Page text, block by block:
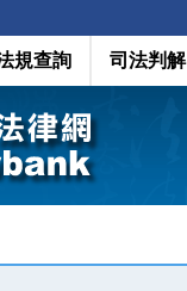
規查詢 司法判解